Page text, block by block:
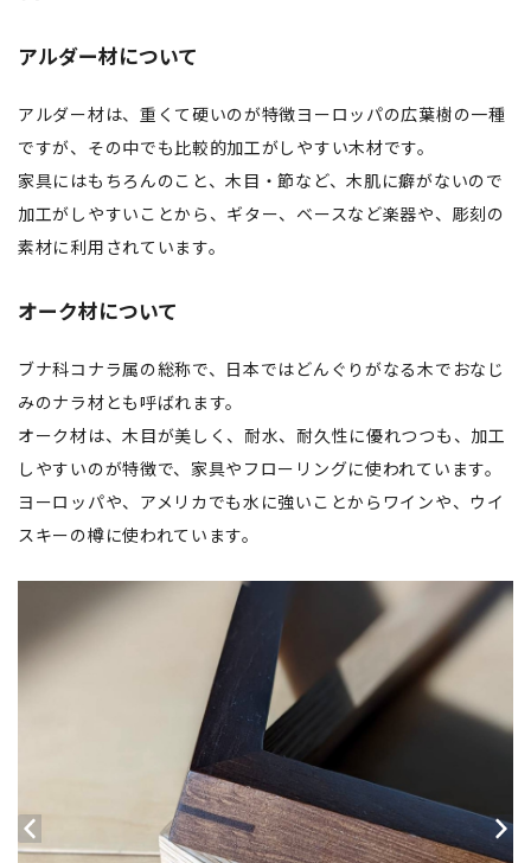
アルダー材について
アルダー材は、重くて硬いのが特徴ヨーロッパの広葉樹の一種
ですが、その中でも比較的加工がしやすい木材です。
家具にはもちろんのこと、木目・節など、木肌に癖がないので
加工がしやすいことから、ギター、ベースなど楽器や、彫刻の
素材に利用されています。
オーク材について
ブナ科コナラ属の総称で、日本ではどんぐりがなる木でおなじ
みのナラ材とも呼ばれます。
オーク材は、木目が美しく、耐水、耐久性に優れつつも、加工
しやすいのが特徴で、家具やフローリングに使われています。
ヨーロッパや、アメリカでも水に強いことからワインや、ウイ
スキーの樽に使われています。